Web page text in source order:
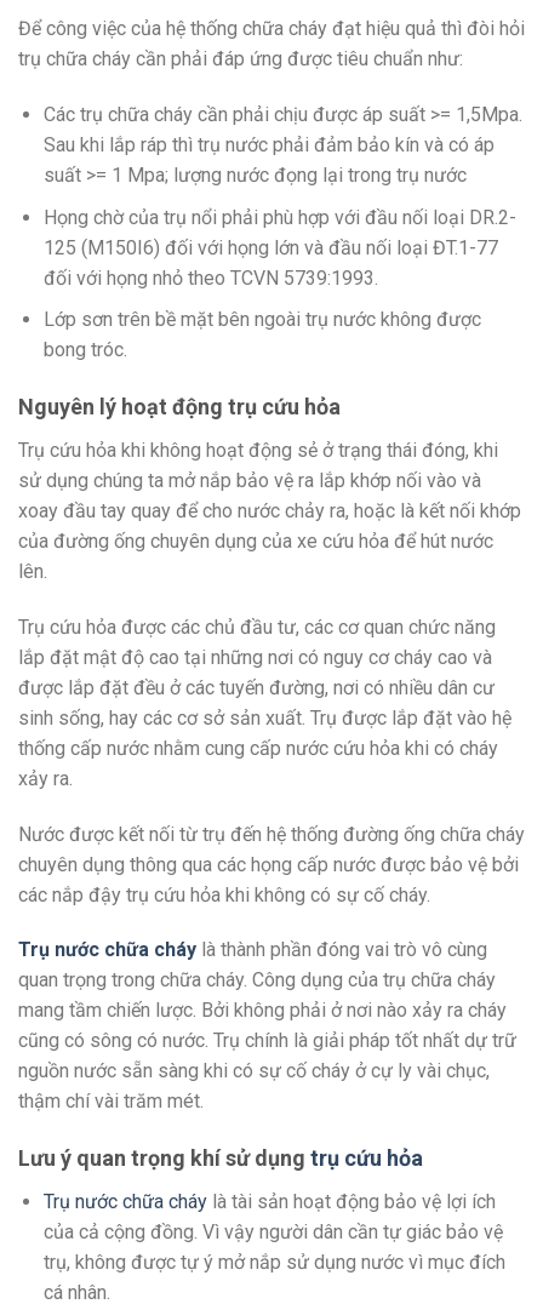
Để công việc của hệ thống chữa cháy đạt hiệu quả thì đòi hỏi
trụ chữa cháy cần phải đáp ứng được tiêu chuẩn như:
Các trụ chữa cháy cần phải chịu được áp suất >= 1,5Mpa.
Sau khi lắp ráp thì trụ nước phải đảm bảo kín và có áp
suất >= 1 Mpa; lượng nước đọng lại trong trụ nước
Họng chờ của trụ nổi phải phù hợp với đầu nối loại DR.2-
125 (M150I6) đối với họng lớn và đầu nối loại ĐT.1-77
đối với họng nhỏ theo TCVN 5739:1993.
Lớp sơn trên bề mặt bên ngoài trụ nước không được
bong tróc.
Nguyên lý hoạt động trụ cứu hỏa
Trụ cứu hỏa khi không hoạt động sẻ ở trạng thái đóng, khi
sử dụng chúng ta mở nắp bảo vệ ra lắp khớp nối vào và
xoay đầu tay quay để cho nước chảy ra, hoặc là kết nối khớp
của đường ống chuyên dụng của xe cứu hỏa để hút nước
lên.
Trụ cứu hỏa được các chủ đầu tư, các cơ quan chức năng
lắp đặt mật độ cao tại những nơi có nguy cơ cháy cao và
được lắp đặt đều ở các tuyến đường, nơi có nhiều dân cư
sinh sống, hay các cơ sở sản xuất. Trụ được lắp đặt vào hệ
thống cấp nước nhằm cung cấp nước cứu hỏa khi có cháy
xảy ra.
Nước được kết nối từ trụ đến hệ thống đường ống chữa cháy
chuyên dụng thông qua các họng cấp nước được bảo vệ bởi
các nắp đậy trụ cứu hỏa khi không có sự cố cháy.
Trụ nước chữa cháy là thành phần đóng vai trò vô cùng
quan trọng trong chữa cháy. Công dụng của trụ chữa cháy
mang tầm chiến lược. Bởi không phải ở nơi nào xảy ra cháy
cũng có sông có nước. Trụ chính là giải pháp tốt nhất dự trữ
nguồn nước sẵn sàng khi có sự cố cháy ở cự ly vài chục,
thậm chí vài trăm mét.
Lưu ý quan trọng khí sử dụng trụ cứu hỏa
Trụ nước chữa cháy là tài sản hoạt động bảo vệ lợi ích
của cả cộng đồng. Vì vậy người dân cần tự giác bảo vệ
trụ, không được tự ý mở nắp sử dụng nước vì mục đích
cá nhân.